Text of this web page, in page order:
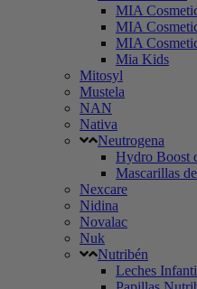
MIA
MIA
MIA
Mia Kids
Mitosyl
Mustela
NAN
Nativa
Neutrogena
Hydro Boost
Mascarillas
Nexcare
Nidina
Novalac
Nuk
Nutribén
Leches